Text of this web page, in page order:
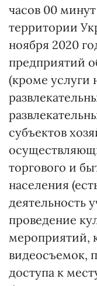
часов 00
территории
ноября 2020
предприятий
(кроме услуги
субъектов
торгового и
населения
деятельность
проведение
мероприятий,
видеосъемок,
доступа к